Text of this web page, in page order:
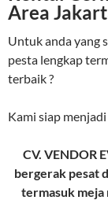
Area
Untuk anda yang
pesta lengkap
terbaik ?
Kami siap
CV. VENDOR
bergerak pesat
termasuk meja